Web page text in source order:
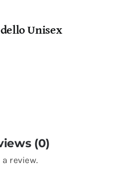
Unisex
(0)
review.